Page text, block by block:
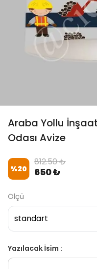
Araba Yollu
Odası Avize
%20
812.50 ₺
650 ₺
Ölçü
Yazılacak İsim :